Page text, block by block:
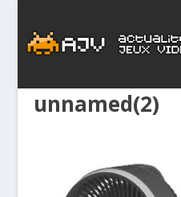
unnamed(2)